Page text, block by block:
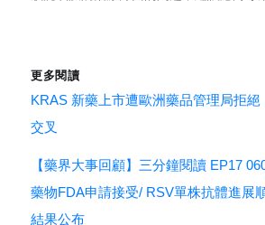
更多閱讀
KRAS 新藥上市遭歐洲藥品管理局拒
交叉
【藥界大事回顧】三分鐘閱讀 EP17
藥物FDA申請接受/ RSV單株抗體進展
結果公布